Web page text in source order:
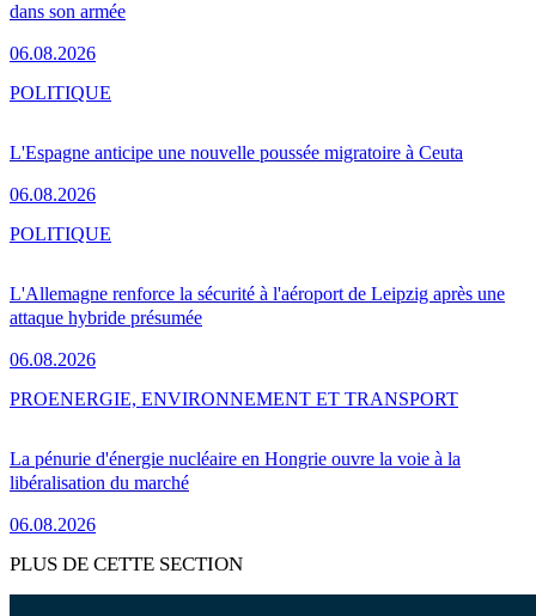
dans son armée
06.08.2026
L'Espagne anticipe une nouvelle poussée migratoire à Ceuta
06.08.2026
POLITIQUE
L'Allemagne renforce la sécurité à l'aéroport de Leipzig après une
attaque hybride présumée
06.08.2026
POLITIQUE
La pénurie d'énergie nucléaire en Hongrie ouvre la voie à la
libéralisation du marché
06.08.2026
PROENERGIE, ENVIRONNEMENT ET TRANSPORT
PLUS DE CETTE SECTION